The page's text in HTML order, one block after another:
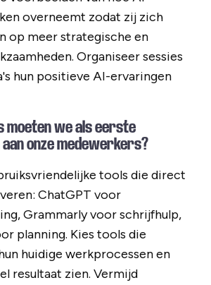
overneemt zodat zij zich
op meer strategische en
Organiseer sessies
hun positieve AI-ervaringen
moeten we als eerste
onze medewerkers?
tools die direct
ChatGPT voor
Grammarly voor schrijfhulp,
planning. Kies tools die
huidige werkprocessen en
resultaat zien. Vermijd